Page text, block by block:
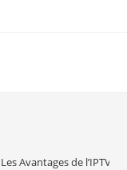
Les Avantages de l’IPTV